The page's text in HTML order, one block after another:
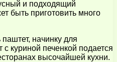
и подходящий
быть приготовить много
начинку для
куриной печенкой подается
высочайшей кухни.